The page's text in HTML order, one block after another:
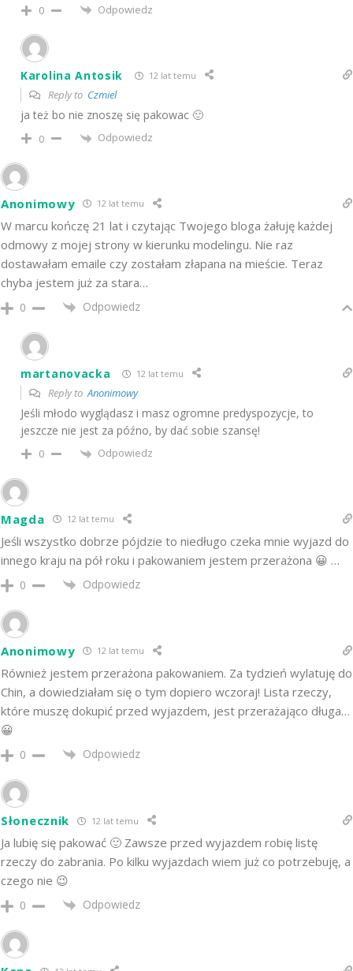
0 Odpowiedz
Karolina Antosik 12 lat temu
Reply to Czmiel
ja też bo nie znoszę się pakowac 🙂
0 Odpowiedz
Anonimowy 12 lat temu
W marcu kończę 21 lat i czytając Twojego bloga żałuję każdej
odmowy z mojej strony w kierunku modelingu. Nie raz
dostawałam emaile czy zostałam złapana na mieście. Teraz
chyba jestem już za stara…
0 Odpowiedz
martanovacka 12 lat temu
Reply toAnonimowy
Jeśli młodo wyglądasz i masz ogromne predyspozycje, to
jeszcze nie jest za późno, by dać sobie szansę!
0 Odpowiedz
Magda 12 lat temu
Jeśli wszystko dobrze pójdzie to niedługo czeka mnie wyjazd do
innego kraju na pół roku i pakowaniem jestem przerażona 😀 …
0 Odpowiedz
Anonimowy 12 lat temu
Również jestem przerażona pakowaniem. Za tydzień wylatuję do
Chin, a dowiedziałam się o tym dopiero wczoraj! Lista rzeczy,
które muszę dokupić przed wyjazdem, jest przerażająco długa…
😀
0 Odpowiedz
Słonecznik 12 lat temu
Ja lubię się pakować 🙂 Zawsze przed wyjazdem robię listę
rzeczy do zabrania. Po kilku wyjazdach wiem już co potrzebuję, a
czego nie 😉
0 Odpowiedz